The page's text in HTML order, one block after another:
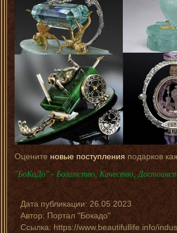
Оцените новые поступленияподарков
"БоКаДо" - Богатство, Качество,
Дата публикации:26.05.2023
Автор: Портал "Бокадо"
Ссылка: https://www.beautifullife.info/